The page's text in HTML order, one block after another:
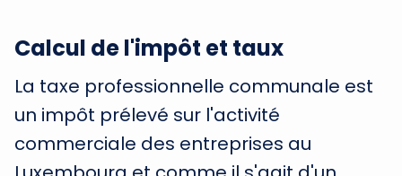
Calcul de l'impôt et taux
La taxe professionnelle communale est
un impôt prélevé sur l'activité
commerciale des entreprises au